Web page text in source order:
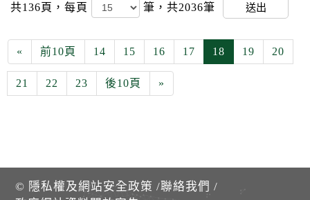
共136頁， 每頁 筆，共2036筆 送出
« 前10頁 14 15 16 17 18 19 20
21 22 23 後10頁 »
© 隱私權及網站安全政策 /聯絡我們 /